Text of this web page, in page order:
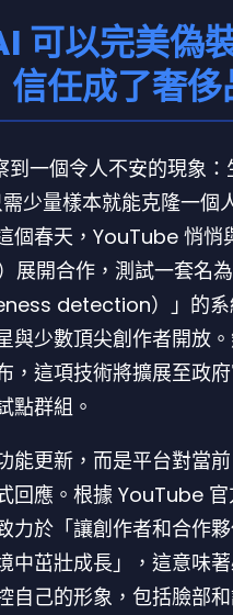
可以完美偽
任成了奢侈
一個令人不安的現象：
少量樣本就能克隆一個
個春天，YouTube 悄悄
展開合作，測試一套名為
detection）」的
與少數頂尖創作者開放
，這項技術將擴展至政
點群組。
能更新，而是平台對當
回應。根據 YouTube
力於「讓創作者和合作
中茁壯成長」，這意味
自己的形象，包括臉部